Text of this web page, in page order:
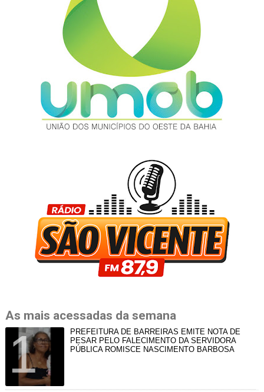
As mais acessadas da semana
PREFEITURA DE BARREIRAS EMITE NOTA DE
PESAR PELO FALECIMENTO DA SERVIDORA
PÚBLICA ROMISCE NASCIMENTO BARBOSA